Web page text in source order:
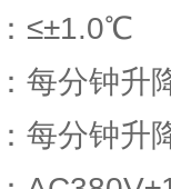
≤±1.0℃
每分钟
每分钟